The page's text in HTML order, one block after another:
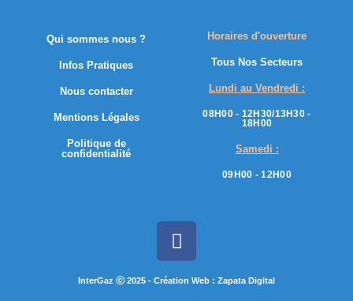
Qui sommes nous ?
Infos Pratiques
Nous contacter
Mentions Légales
Politique de
confidentialité
Horaires d'ouverture
Tous Nos Secteurs
Lundi au Vendredi :
08H00 - 12H30/13H30 -
18H00
Samedi :
09H00 - 12H00
InterGaz ⓒ 2025 - Création Web : Zapata Digital